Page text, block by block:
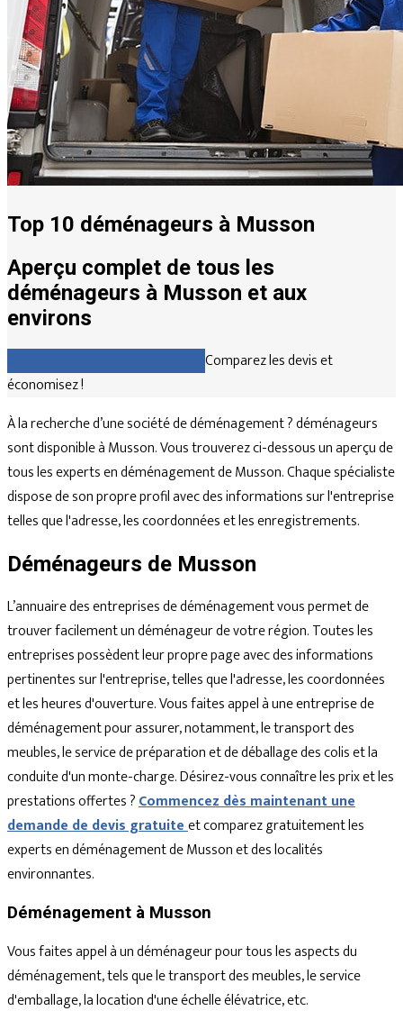
Top 10 déménageurs à Musson
Aperçu complet de tous les
déménageurs à Musson et aux
environs
Comparez les devis et
économisez !
À la recherche d’une société de déménagement ? déménageurs
sont disponible à Musson. Vous trouverez ci-dessous un aperçu de
tous les experts en déménagement de Musson. Chaque spécialiste
dispose de son propre profil avec des informations sur l'entreprise
telles que l'adresse, les coordonnées et les enregistrements.
Déménageurs de Musson
L’annuaire des entreprises de déménagement vous permet de
trouver facilement un déménageur de votre région. Toutes les
entreprises possèdent leur propre page avec des informations
pertinentes sur l'entreprise, telles que l'adresse, les coordonnées
et les heures d'ouverture. Vous faites appel à une entreprise de
déménagement pour assurer, notamment, le transport des
meubles, le service de préparation et de déballage des colis et la
conduite d'un monte-charge. Désirez-vous connaître les prix et les
prestations offertes ?Commencez dès maintenant une
demande de devis gratuiteet comparez gratuitement les
experts en déménagement de Musson et des localités
environnantes.
Déménagement à Musson
Vous faites appel à un déménageur pour tous les aspects du
déménagement, tels que le transport des meubles, le service
d'emballage, la location d'une échelle élévatrice, etc.